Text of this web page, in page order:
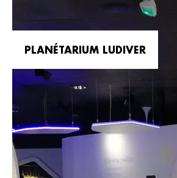
PLANÉTARIUM LUDIVER